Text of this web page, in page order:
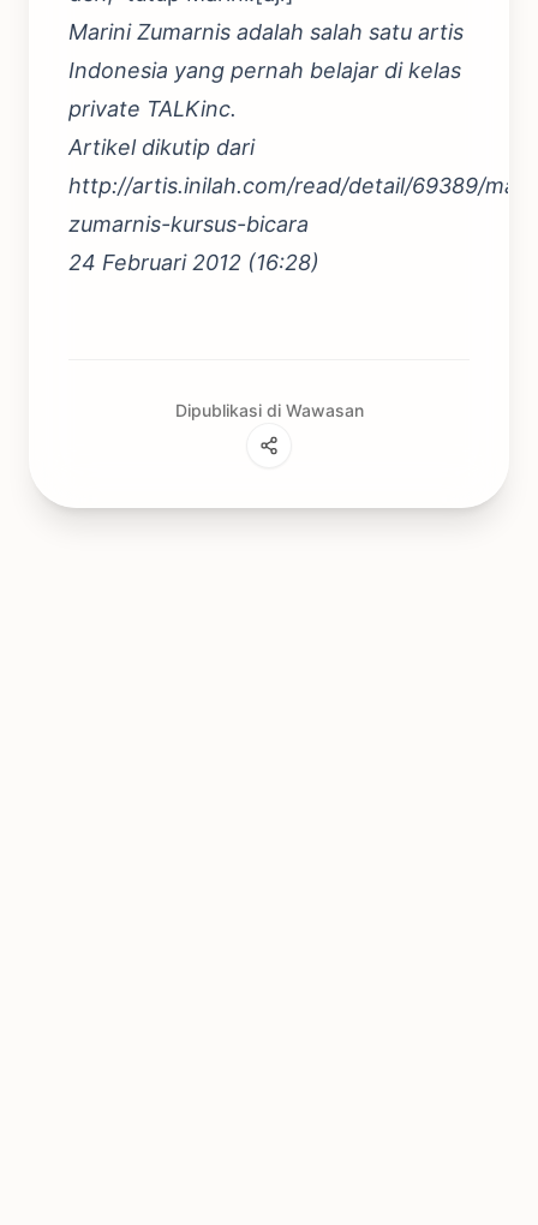
Marini Zumarnis adalah salah satu artis
Indonesia yang pernah belajar di kelas
private TALKinc.
Artikel dikutip dari
http://artis.inilah.com/read/detail/69389/
zumarnis-kursus-bicara
24 Februari 2012 (16:28)
Dipublikasi di Wawasan